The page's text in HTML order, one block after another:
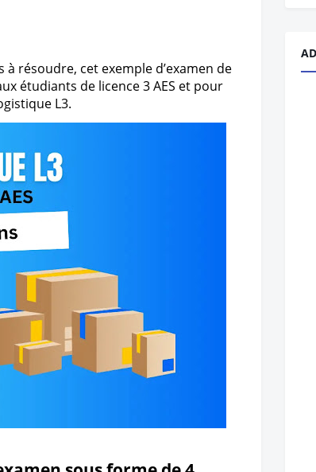
résoudre, cet exemple d’examen de
étudiants de licence 3 AES et pour
L3.